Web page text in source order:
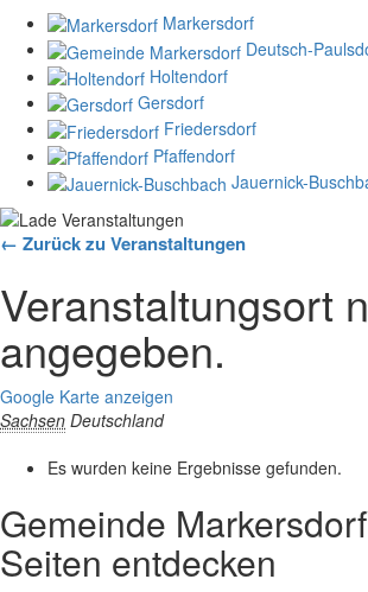
Markersdorf
Deutsch-
Holtendorf
Gersdorf
Friedersdorf
Pfaffendorf
Jauernick-
← Zurück zu Veranstaltungen
Veranstaltungsort
angegeben.
Google Karte anzeigen
Sachsen Deutschland
Es wurden keine Ergebnisse gefunden.
Gemeinde Markersdorf
Seiten entdecken